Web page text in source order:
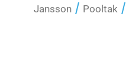
Jansson/ Pooltak/